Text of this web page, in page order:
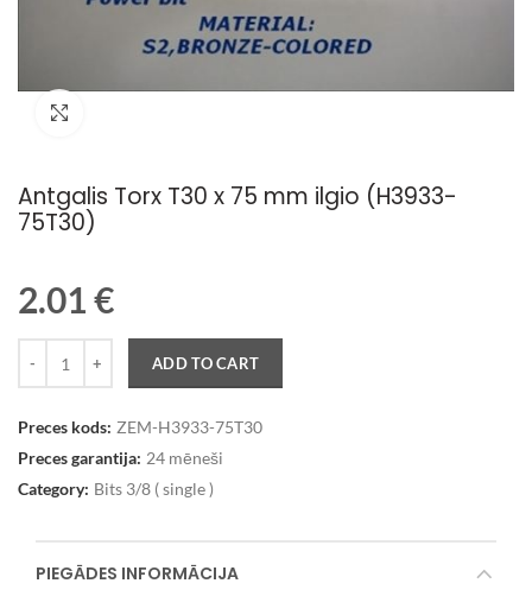
Antgalis Torx T30 x 75 mm ilgio (H3933-
75T30)
2.01€
ADD TO CART
Preces kods: ZEM-H3933-75T30
Preces garantija: 24 mēneši
Category: Bits 3/8 ( single )
PIEGĀDES INFORMĀCIJA